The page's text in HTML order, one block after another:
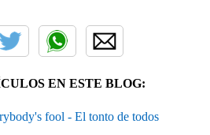
EN ESTE BLOG:
fool - El tonto de todos